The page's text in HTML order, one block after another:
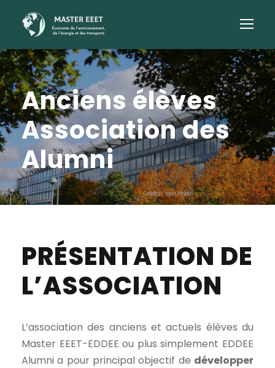
Anciens élèves
Association des
Alumni
PRÉSENTATION DE
L’ASSOCIATION
L’association des anciens et actuels élèves du
Master EEET-EDDEE ou plus simplement EDDEE
Alumni a pour principal objectif de développer